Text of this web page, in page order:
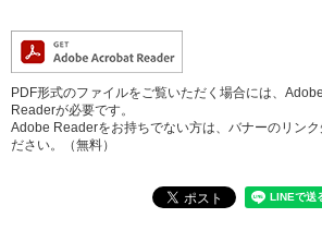
PDF形式のファイルをご覧いただく場合には、
Readerが必要です。
Adobe Readerをお持ちでない方は、バナーのリンク
ださい。（無料）